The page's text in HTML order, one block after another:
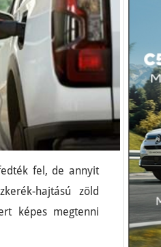
fel, de annyit
hajtású zöld
képes megtenni